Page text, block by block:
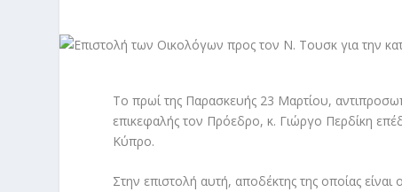
Το πρωί της Παρασκευής 23 Μαρτίου,
επικεφαλής τον Πρόεδρο, κ. Γιώργο Περδίκη
Κύπρο.
Στην επιστολή αυτή, αποδέκτης της οποίας